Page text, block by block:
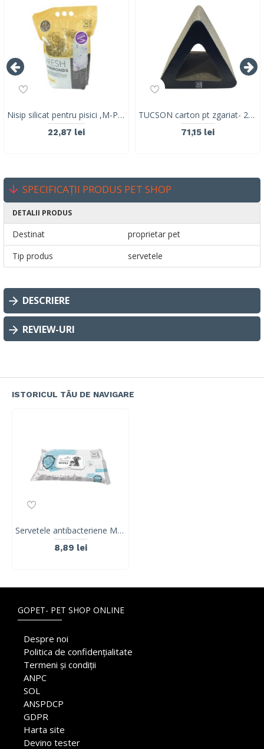
Nisip silicat pentru pisici ,M-PETS, FRESH DIAMONDS SILICAT, Lavanda, 5L
22,87 lei
TUCSON carton pt zgariat- 20702799
71,15 lei
SPECIFICAȚII PRODUS PET SHOP
DETALII PRODUS
Destinat
proprietar pet
Tip produs
servetele
DESCRIERE
REVIEW-URI
ISTORICUL TĂU DE NAVIGARE
Servetele antibacteriene M-PETS, 15x20 cm, 40 buc
8,89 lei
GOPET- PET SHOP ONLINE
Despre noi
Politica de confidențialitate
Termeni și condiții
ANPC
SOL
ANSPDCP
GDPR
Harta site
Devino tester